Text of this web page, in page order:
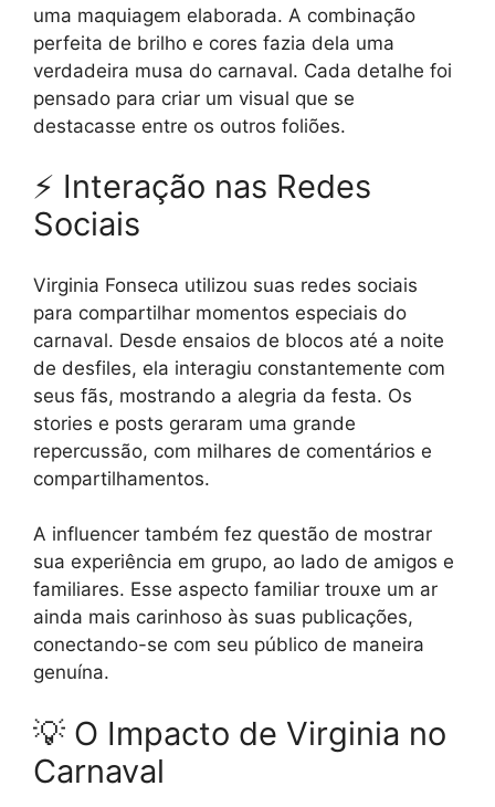
uma maquiagem elaborada. A combinação
perfeita de brilho e cores fazia dela uma
verdadeira musa do carnaval. Cada detalhe foi
pensado para criar um visual que se
destacasse entre os outros foliões.
⚡ Interação nas Redes
Sociais
Virginia Fonseca utilizou suas redes sociais
para compartilhar momentos especiais do
carnaval. Desde ensaios de blocos até a noite
de desfiles, ela interagiu constantemente com
seus fãs, mostrando a alegria da festa. Os
stories e posts geraram uma grande
repercussão, com milhares de comentários e
compartilhamentos.
A influencer também fez questão de mostrar
sua experiência em grupo, ao lado de amigos e
familiares. Esse aspecto familiar trouxe um ar
ainda mais carinhoso às suas publicações,
conectando-se com seu público de maneira
genuína.
💡 O Impacto de Virginia no
Carnaval